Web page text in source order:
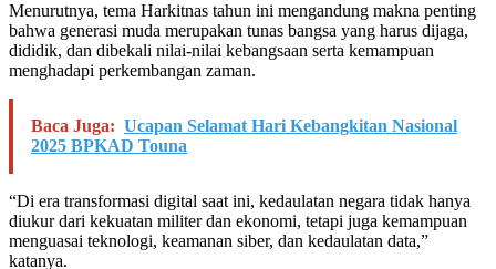
Menurutnya, tema Harkitnas tahun ini mengandung makna penting
bahwa generasi muda merupakan tunas bangsa yang harus dijaga,
dididik, dan dibekali nilai-nilai kebangsaan serta kemampuan
menghadapi perkembangan zaman.
Baca Juga: Ucapan Selamat Hari Kebangkitan Nasional
2025 BPKAD Touna
“Di era transformasi digital saat ini, kedaulatan negara tidak hanya
diukur dari kekuatan militer dan ekonomi, tetapi juga kemampuan
menguasai teknologi, keamanan siber, dan kedaulatan data,”
katanya.